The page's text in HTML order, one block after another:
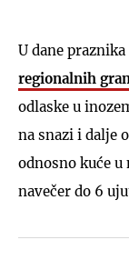
U dane
regionalnih
odlaske u
na snazi i dalje
odnosno kuće
navečer do 6